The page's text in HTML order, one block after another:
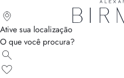
Ative sua localização
O que você procura?